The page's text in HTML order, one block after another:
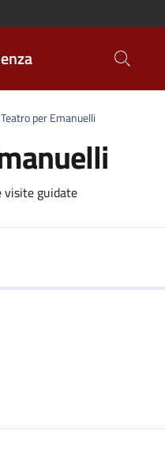
per Emanuelli
visite guidate